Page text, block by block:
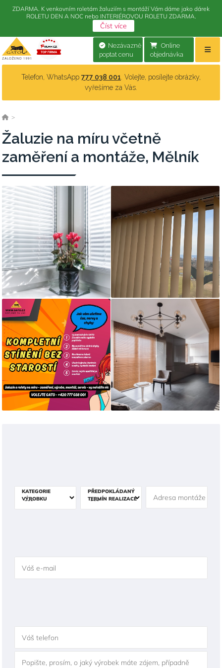
Online
objednávka
Nezávazně
poptat cenu
Telefon, WhatsApp 777 038 001 . Volejte, posílejte obrázky,
vyřešíme za Vás.
>
Žaluzie na míru včetně
zaměření a montáže, Mělník
KATEGORIE
VÝROBKU
PŘEDPOKLÁDANÝ
TERMÍN REALIZACE
Adresa montáže
Váš e-mail
Váš telefon
Popište, prosím, o jaký výrobek máte zájem, případně
ZDARMA. K venkovním roletám žaluziím s montáží Vám dáme jako dárek
ROLETU DEN A NOC nebo INTERIÉROVOU ROLETU ZDARMA.
Číst více